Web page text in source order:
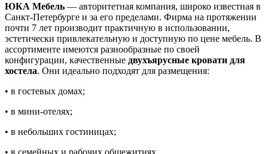
ЮКА Мебель — авторитетная компания, широко известная в
Санкт-Петербурге и за его пределами. Фирма на протяжении
почти 7 лет производит практичную в использовании,
эстетически привлекательную и доступную по цене мебель. В
ассортименте имеются разнообразные по своей
конфигурации, качественные двухъярусные кровати для
хостела. Они идеально подходят для размещения:
• в гостевых домах;
• в мини-отелях;
• в небольших гостиницах;
• в семейных и рабочих общежитиях.